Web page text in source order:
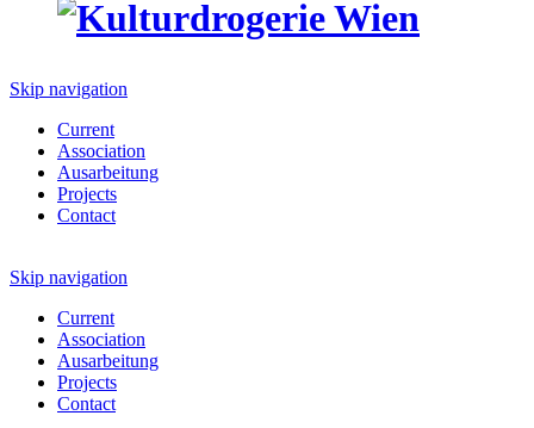
Skip navigation
Current
Association
Ausarbeitung
Projects
Contact
Skip navigation
Current
Association
Ausarbeitung
Projects
Contact